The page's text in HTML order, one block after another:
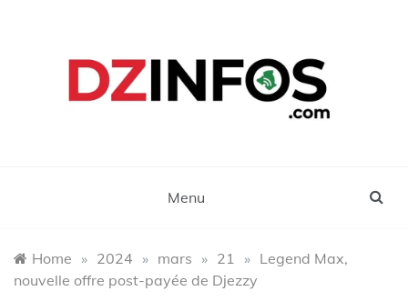
Menu
Home » 2024 » mars » 21 » Legend Max,
nouvelle offre post-payée de Djezzy